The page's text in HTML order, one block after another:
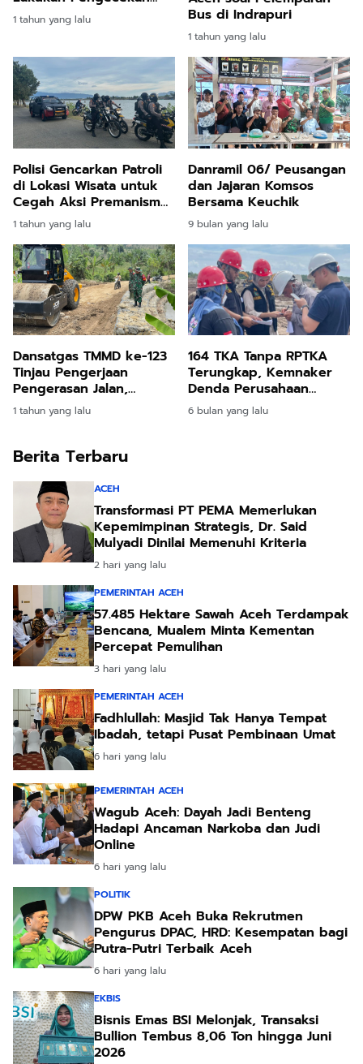
Jalan Usai Hujan Deras
1 tahun yang lalu
Bus di Indrapuri
1 tahun yang lalu
Polisi Gencarkan Patroli
di Lokasi Wisata untuk
Cegah Aksi Premanisme
dan Gangguan
Kamtibmas
1 tahun yang lalu
Danramil 06/ Peusangan
dan Jajaran Komsos
Bersama Keuchik
9 bulan yang lalu
Dansatgas TMMD ke-123
Tinjau Pengerjaan
Pengerasan Jalan,
Pastikan Progres
Berjalan Lancar
1 tahun yang lalu
164 TKA Tanpa RPTKA
Terungkap, Kemnaker
Denda Perusahaan
Rp2,17 Miliar
6 bulan yang lalu
Berita Terbaru
ACEH
Transformasi PT PEMA Memerlukan
Kepemimpinan Strategis, Dr. Said
Mulyadi Dinilai Memenuhi Kriteria
2 hari yang lalu
PEMERINTAH ACEH
57.485 Hektare Sawah Aceh Terdampak
Bencana, Mualem Minta Kementan
Percepat Pemulihan
3 hari yang lalu
PEMERINTAH ACEH
Fadhlullah: Masjid Tak Hanya Tempat
Ibadah, tetapi Pusat Pembinaan Umat
6 hari yang lalu
PEMERINTAH ACEH
Wagub Aceh: Dayah Jadi Benteng
Hadapi Ancaman Narkoba dan Judi
Online
6 hari yang lalu
POLITIK
DPW PKB Aceh Buka Rekrutmen
Pengurus DPAC, HRD: Kesempatan bagi
Putra-Putri Terbaik Aceh
6 hari yang lalu
EKBIS
Bisnis Emas BSI Melonjak, Transaksi
Bullion Tembus 8,06 Ton hingga Juni
2026